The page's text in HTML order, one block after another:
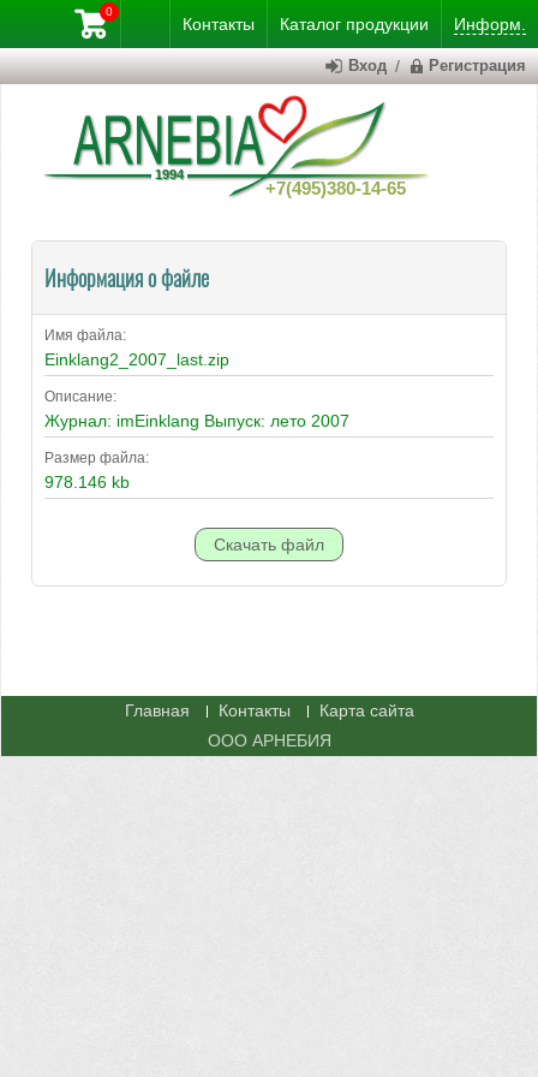
Контакты Каталог продукции Информ.
+7(495)380-14-65
0
Вход / Регистрация
Информация о файле
Имя файла:
Einklang2_2007_last.zip
Описание:
Журнал: imEinklang Выпуск: лето 2007
Размер файла:
978.146 kb
Главная Контакты
Карта сайта
ООО АРНЕБИЯ